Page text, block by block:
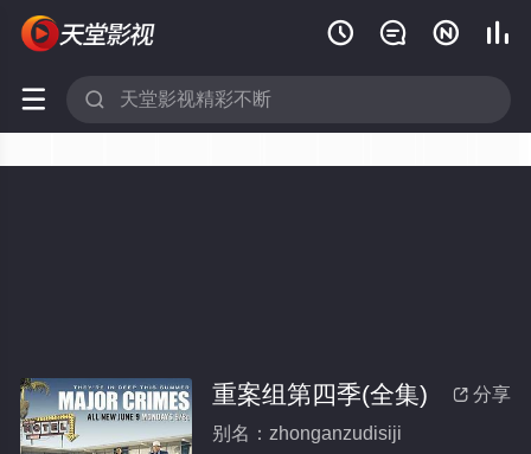
   
 
 分享
重案组第四季(全集)
别名：zhonganzudisiji